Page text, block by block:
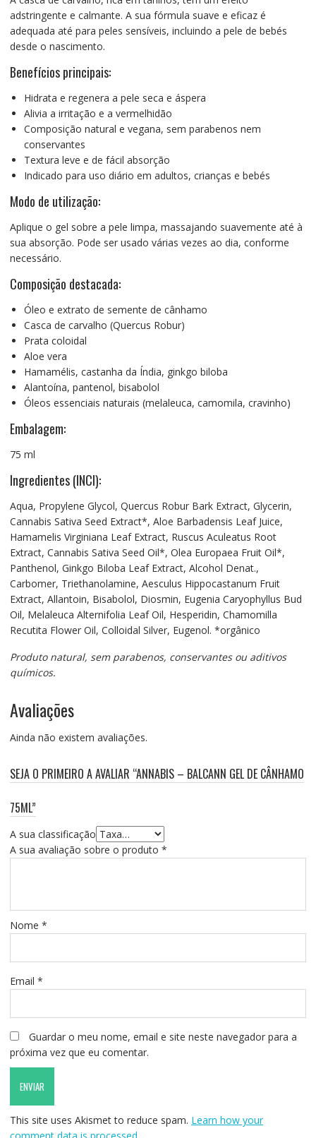
adstringente e calmante. A sua fórmula suave e eficaz é
adequada até para peles sensíveis, incluindo a pele de bebés
desde o nascimento.
Benefícios principais:
Hidrata e regenera a pele seca e áspera
Alivia a irritação e a vermelhidão
Composição natural e vegana, sem parabenos nem
conservantes
Textura leve e de fácil absorção
Indicado para uso diário em adultos, crianças e bebés
Modo de utilização:
Aplique o gel sobre a pele limpa, massajando suavemente até à
sua absorção. Pode ser usado várias vezes ao dia, conforme
necessário.
Composição destacada:
Óleo e extrato de semente de cânhamo
Casca de carvalho (Quercus Robur)
Prata coloidal
Aloe vera
Hamamélis, castanha da Índia, ginkgo biloba
Alantoína, pantenol, bisabolol
Óleos essenciais naturais (melaleuca, camomila, cravinho)
Embalagem:
75 ml
Ingredientes (INCI):
Aqua, Propylene Glycol, Quercus Robur Bark Extract, Glycerin,
Cannabis Sativa Seed Extract*, Aloe Barbadensis Leaf Juice,
Hamamelis Virginiana Leaf Extract, Ruscus Aculeatus Root
Extract, Cannabis Sativa Seed Oil*, Olea Europaea Fruit Oil*,
Panthenol, Ginkgo Biloba Leaf Extract, Alcohol Denat.,
Carbomer, Triethanolamine, Aesculus Hippocastanum Fruit
Extract, Allantoin, Bisabolol, Diosmin, Eugenia Caryophyllus Bud
Oil, Melaleuca Alternifolia Leaf Oil, Hesperidin, Chamomilla
Recutita Flower Oil, Colloidal Silver, Eugenol. *orgânico
Produto natural, sem parabenos, conservantes ou aditivos
químicos.
Avaliações
Ainda não existem avaliações.
SEJA O PRIMEIRO A AVALIAR “ANNABIS – BALCANN GEL DE CÂNHAMO
75ML”
A sua classificação
A sua avaliação sobre o produto *
Nome *
Email *
Guardar o meu nome, email e site neste navegador para a
próxima vez que eu comentar.
This site uses Akismet to reduce spam. Learn how your